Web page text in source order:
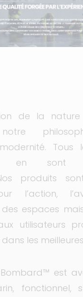
de la
Tous
en sont
produits
l’action,
espaces
utilisateurs
les
est
fonctionnel,